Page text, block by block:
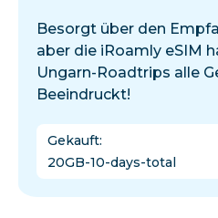
Besorgt über den
aber die iRoamly eSIM
Ungarn-Roadtrips alle
Beeindruckt!
Gekauft:
20GB-10-days-total